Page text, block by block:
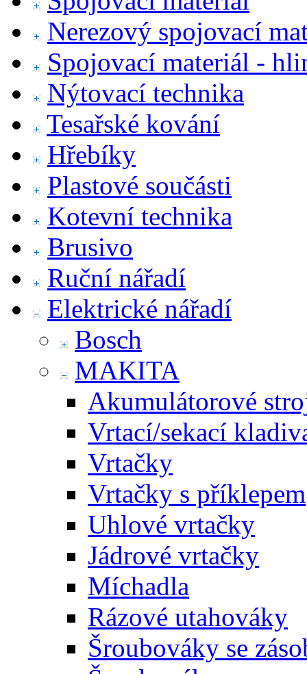
Nerezový spojovací
Spojovací materiál -
Nýtovací technika
Tesařské kování
Hřebíky
Plastové součásti
Kotevní technika
Brusivo
Ruční nářadí
Elektrické nářadí
Bosch
MAKITA
Akumulátorové
Vrtací/sekací
Vrtačky
Vrtačky s příklepem
Uhlové vrtačky
Jádrové vrtačky
Míchadla
Rázové utahováky
Šroubováky se